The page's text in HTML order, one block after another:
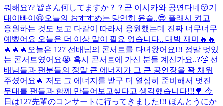
뭐해요?? 皆さん何してますか？？ 곧 이시카와 공연다네😚기
대이빠이😆오늘의 おすすめ는 당연히 윤슬..😎 플래시 켜고
응원하는 것도 보고 다같이 따라서 응원했는데 진짜 너무너무
예뻤어요 오늘은 더 이상 말이 필요 없습니다.. 대박 재미🔥🔥
🔥🔥🔥 오늘은 127 선배님의 콘서트를 다녀왔어요!!! 정말 멋있
는 콘서트였어요😭 혹시 콘서트에 가신 분들 계신가요..?🤔 선
배님들과 팬분들의 정말 큰 에너지가 그 큰 공연장을 꽉 채워
주셨어요🔥 저도 그 에너지를 받구 더 열심히 준비해서 멋진
무대를 팬들과 함께 만들어보고싶다고 생각했습니다!!!🌳 今
日は127先輩のコンサートに行ってきました!!! ほんとうにか